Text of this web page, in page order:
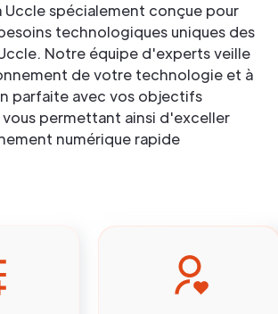
Uccle spécialement conçue pour
technologiques uniques des
Notre équipe d'experts veille
de votre technologie et à
parfaite avec vos objectifs
permettant ainsi d'exceller
numérique rapide